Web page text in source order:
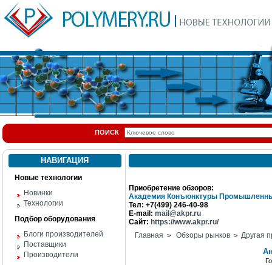
ПОИСК
НАВИГАЦИЯ
Новые технологии
Новинки
Технологии
Подбор оборудования
Блоги производителей
Поставщики
Производители
Приобретение обзоров:
Академия Конъюнктуры
Тел: +7(499) 246-40-98
E-mail: mail@akpr.ru
Сайт: https://www.akpr.ru/
Главная > Обзоры рынков > Другая